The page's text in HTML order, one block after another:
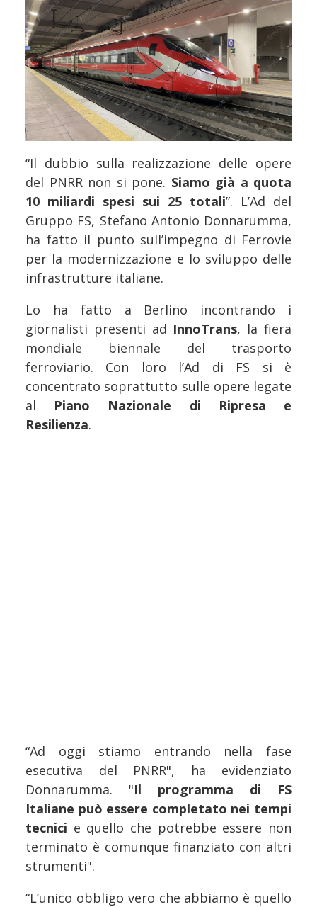
“Il dubbio sulla realizzazione delle opere
del PNRR non si pone. Siamo già a quota
10 miliardi spesi sui 25 totali”. L’Ad del
Gruppo FS, Stefano Antonio Donnarumma,
ha fatto il punto sull’impegno di Ferrovie
per la modernizzazione e lo sviluppo delle
infrastrutture italiane.
Lo ha fatto a Berlino incontrando i
giornalisti presenti ad InnoTrans, la fiera
mondiale biennale del trasporto
ferroviario. Con loro l’Ad di FS si è
concentrato soprattutto sulle opere legate
al Piano Nazionale di Ripresa e
Resilienza.
“Ad oggi stiamo entrando nella fase
esecutiva del PNRR", ha evidenziato
Donnarumma. "Il programma di FS
Italiane può essere completato nei tempi
tecnici e quello che potrebbe essere non
terminato è comunque finanziato con altri
strumenti".
“L’unico obbligo vero che abbiamo è quello